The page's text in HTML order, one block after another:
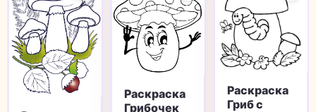
Раскраска
Грибочек
Раскраска
Гриб с